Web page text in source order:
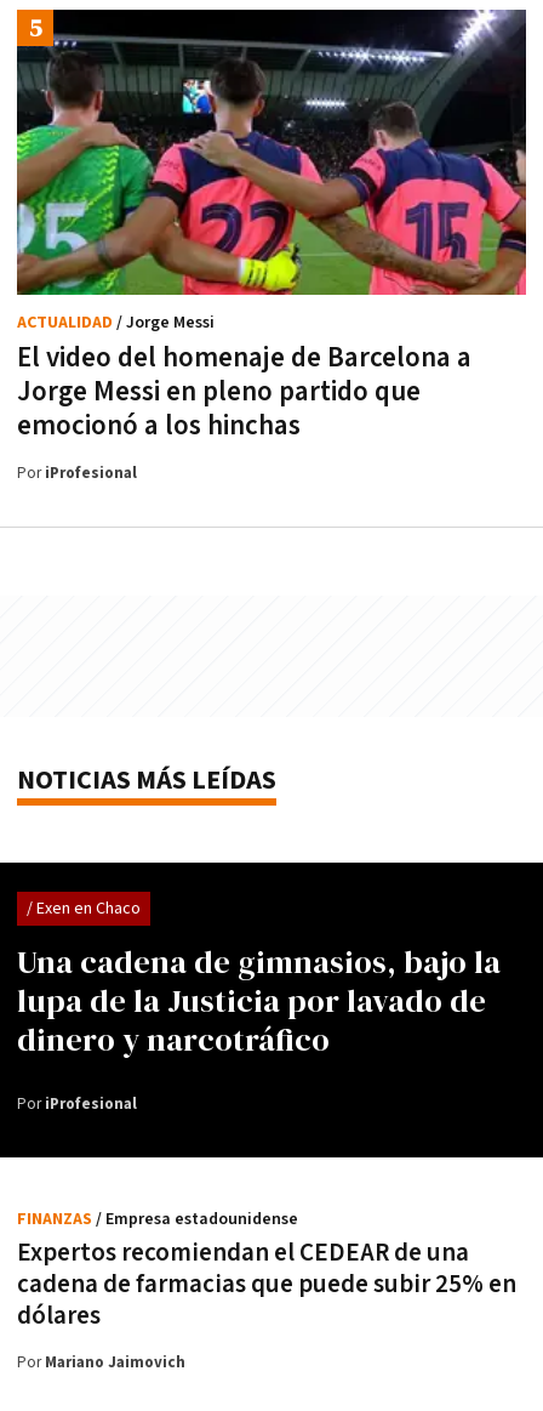
El video del homenaje de Barcelona a
Jorge Messi en pleno partido que
emocionó a los hinchas
ACTUALIDAD / Jorge Messi
PoriProfesional
NOTICIAS MÁS LEÍDAS
Una cadena de gimnasios, bajo la
lupa de la Justicia por lavado de
dinero y narcotráfico
/ Exen en Chaco
PoriProfesional
Expertos recomiendan el CEDEAR de una
cadena de farmacias que puede subir 25% en
dólares
FINANZAS / Empresa estadounidense
PorMariano Jaimovich